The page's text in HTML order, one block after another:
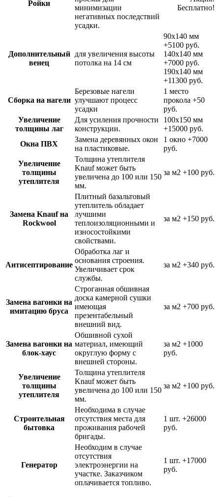
Ройки
минимизации
негативных последствий
усадки.
Бесплатно!
Дополнительный
венец
для увеличения высоты
потолка на 14 см
90х140 мм
+5100 руб.
140х140 мм
+7000 руб.
190х140 мм
+11300 руб.
Сборка на нагели
Березовые нагели
улучшают процесс
усадки
1 место
прокола +50
руб.
Увеличение
толщины лаг
Для усиления прочности
конструкции.
100х150 мм
+15000 руб.
Окна ПВХ
Замена деревянных окон
на пластиковые.
1 окно +7000
руб.
Увеличение
толщины
утеплителя
Толщина утеплителя
Knauf может быть
увеличена до 100 или 150
мм.
за м2 +100 руб.
Замена Knauf на
Rockwool
Плитный базальтовый
утеплитель обладает
лучшими
теплоизоляционными и
износостойкими
свойствами.
за м2 +150 руб.
Антисептирование
Обработка лаг и
основания строения.
Увеличивает срок
службы.
за м2 +340 руб.
Замена вагонки на
имитацию бруса
Строганная обшивная
доска камерной сушки
имеющая
презентабельный
внешний вид.
за м2 +700 руб.
Замена вагонки на
блок-хаус
Обшивной сухой
материал, имеющий
округлую форму с
внешней стороны.
за м2 +1000
руб.
Увеличение
толщины
утеплителя
Толщина утеплителя
Knauf может быть
увеличена до 100 или 150
мм.
за м2 +100 руб.
Строительная
бытовка
Необходима в случае
отсутствия места для
проживания рабочей
бригады.
1 шт. +26000
руб.
Генератор
Необходим в случае
отсутствия
электроэнергии на
участке. Заказчиком
оплачивается топливо.
1 шт. +17000
руб.